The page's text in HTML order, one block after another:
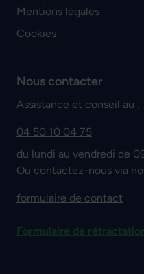
Mentions légales
Cookies
Nous contacter
Assistance et conseil au :
04 50 10 04 75
du lundi au vendredi de
Ou contactez-nous via
formulaire de contact
Formulaire de